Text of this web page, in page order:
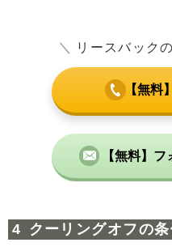
＼ リースバック
【無料
【無料】
クーリングオフの